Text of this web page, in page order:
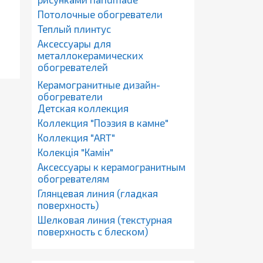
Потолочные обогреватели
Теплый плинтус
Аксессуары для
металлокерамических
обогревателей
Керамогранитные дизайн-
обогреватели
Детская коллекция
Коллекция "Поэзия в камне"
Коллекция "ART"
Колекція "Камін"
Аксессуары к керамогранитным
обогревателям
Глянцевая линия (гладкая
поверхность)
Шелковая линия (текстурная
поверхность с блеском)